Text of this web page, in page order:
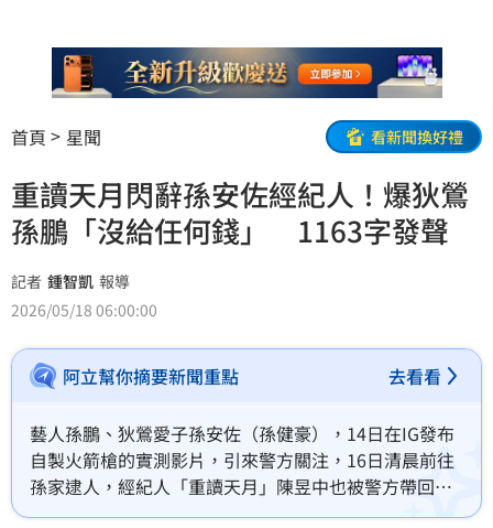
首頁 星聞 看新聞換好禮
重讀天月閃辭孫安佐經紀人！爆狄鶯
孫鵬「沒給任何錢」 1163字發聲
記者 鍾智凱 報導
2026/05/18 06:00:00
阿立幫你摘要新聞重點 去看看
藝人孫鵬、狄鶯愛子孫安佐（孫健豪），14日在IG發布
自製火箭槍的實測影片，引來警方關注，16日清晨前往
孫家逮人，經紀人「重讀天月」陳昱中也被警方帶回，
目前孫安佐被羈押禁見，重讀天月則3萬元交保，對此重